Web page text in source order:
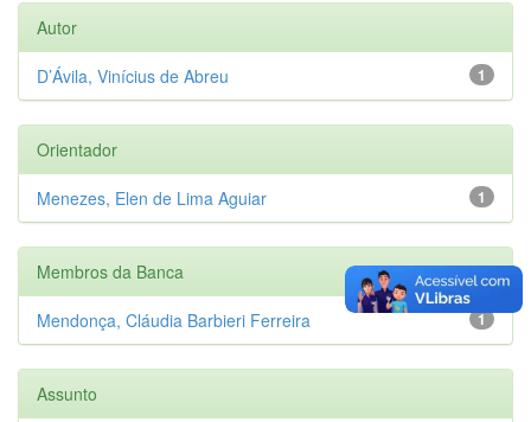
Autor
1
D’Ávila, Vinícius de Abreu
Orientador
1
Menezes, Elen de Lima Aguiar
Membros da Banca
1
Mendonça, Cláudia Barbieri Ferreira
Assunto